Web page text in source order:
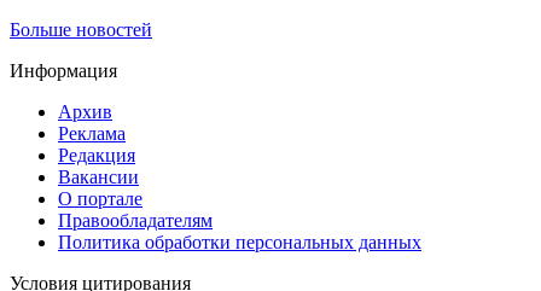
Больше новостей
Информация
Архив
Реклама
Редакция
Вакансии
О портале
Правообладателям
Политика обработки персональных данных
Условия цитирования